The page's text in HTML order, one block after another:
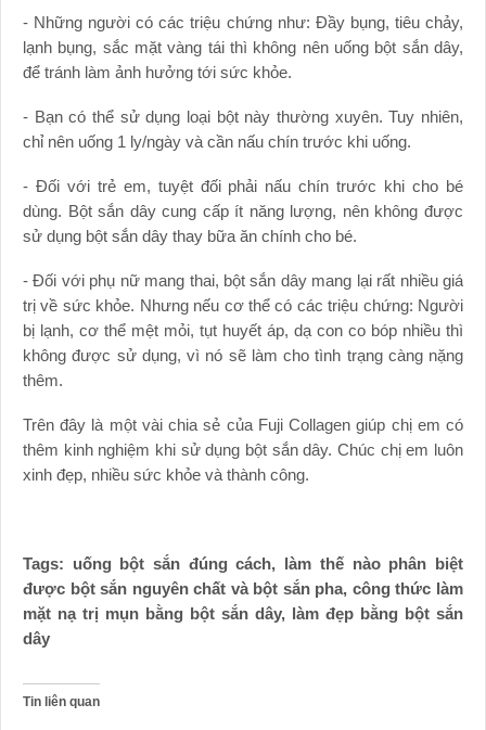
- Những người có các triệu chứng như: Đầy bụng, tiêu chảy,
lạnh bụng, sắc mặt vàng tái thì không nên uống bột sắn dây,
để tránh làm ảnh hưởng tới sức khỏe.
- Bạn có thể sử dụng loại bột này thường xuyên. Tuy nhiên,
chỉ nên uống 1 ly/ngày và cần nấu chín trước khi uống.
- Đối với trẻ em, tuyệt đối phải nấu chín trước khi cho bé
dùng. Bột sắn dây cung cấp ít năng lượng, nên không được
sử dụng bột sắn dây thay bữa ăn chính cho bé.
- Đối với phụ nữ mang thai, bột sắn dây mang lại rất nhiều giá
trị về sức khỏe. Nhưng nếu cơ thể có các triệu chứng: Người
bị lạnh, cơ thể mệt mỏi, tụt huyết áp, dạ con co bóp nhiều thì
không được sử dụng, vì nó sẽ làm cho tình trạng càng nặng
thêm.
Trên đây là một vài chia sẻ của Fuji Collagen giúp chị em có
thêm kinh nghiệm khi sử dụng bột sắn dây. Chúc chị em luôn
xinh đẹp, nhiều sức khỏe và thành công.
Tags: uống bột sắn đúng cách, làm thế nào phân biệt
được bột sắn nguyên chất và bột sắn pha, công thức làm
mặt nạ trị mụn bằng bột sắn dây, làm đẹp bằng bột sắn
dây
Tin liên quan